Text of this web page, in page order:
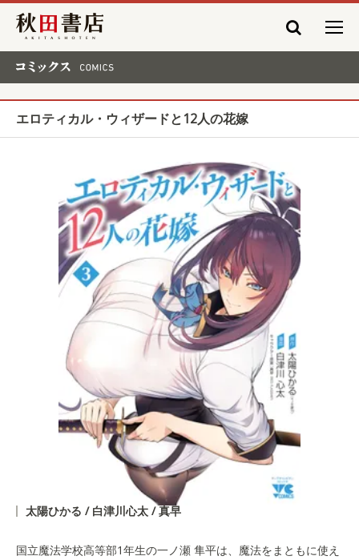
秋田書店
エロティカル・ウィザードと12人の花嫁
太陽ひかる / 白津川心太 / 真早
国立魔法学校高等部1年生の一ノ瀬 隼平は、魔法をまともに使え